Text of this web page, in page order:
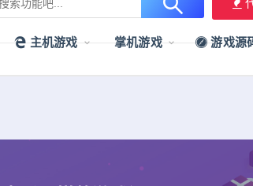
源下载！
主机游戏 掌机游戏 游戏源